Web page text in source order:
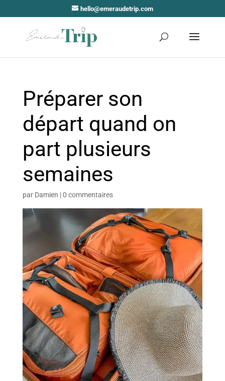
hello@emeraudetrip.com
Préparer son
départ quand on
part plusieurs
semaines
par Damien |0 commentaires